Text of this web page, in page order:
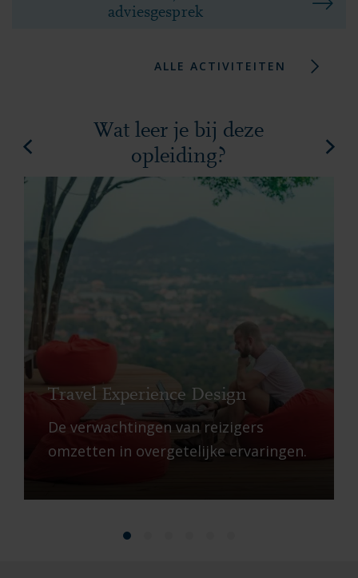
adviesgesprek
ALLE ACTIVITEITEN
Wat leer je bij deze
opleiding?
Travel Experience Design
De verwachtingen van reizigers
omzetten in overgetelijke ervaringen.